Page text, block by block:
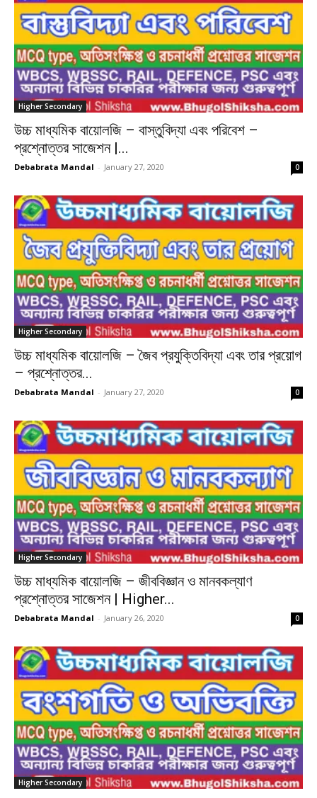
Higher Secondary
উচ্চ মাধ্যমিক বায়োলজি – বাস্তুবিদ্যা এবং পরিবেশ –
প্রশ্নোত্তর সাজেশন |...
Debabrata Mandal - January 27, 2020 0
Higher Secondary
উচ্চ মাধ্যমিক বায়োলজি – জৈব প্রযুক্তিবিদ্যা এবং তার প্রয়োগ
– প্রশ্নোত্তর...
Debabrata Mandal - January 27, 2020 0
Higher Secondary
উচ্চ মাধ্যমিক বায়োলজি – জীববিজ্ঞান ও মানবকল্যাণ
প্রশ্নোত্তর সাজেশন | Higher...
Debabrata Mandal - January 26, 2020 0
Higher Secondary